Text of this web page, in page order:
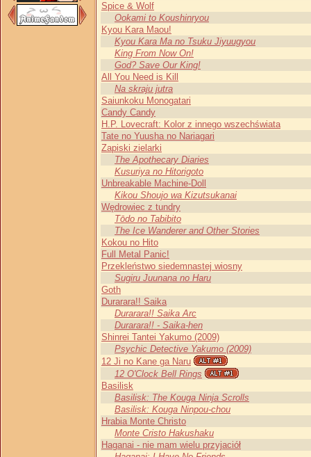
Spice & Wolf
Ookami to Koushinryou
Kyou Kara Maou!
Kyou Kara Ma no Tsuku Jiyuugyou
King From Now On!
God? Save Our King!
All You Need is Kill
Na skraju jutra
Saiunkoku Monogatari
Candy Candy
H.P. Lovecraft: Kolor z innego wszechświata
Tate no Yuusha no Nariagari
Zapiski zielarki
The Apothecary Diaries
Kusuriya no Hitorigoto
Unbreakable Machine-Doll
Kikou Shoujo wa Kizutsukanai
Wędrowiec z tundry
Tōdo no Tabibito
The Ice Wanderer and Other Stories
Kokou no Hito
Full Metal Panic!
Przekleństwo siedemnastej wiosny
Sugiru Juunana no Haru
Goth
Durarara!! Saika
Durarara!! Saika Arc
Durarara!! - Saika-hen
Shinrei Tantei Yakumo (2009)
Psychic Detective Yakumo (2009)
12 Ji no Kane ga Naru
12 O'Clock Bell Rings
Basilisk
Basilisk: The Kouga Ninja Scrolls
Basilisk: Kouga Ninpou-chou
Hrabia Monte Christo
Monte Cristo Hakushaku
Haganai - nie mam wielu przyjaciół